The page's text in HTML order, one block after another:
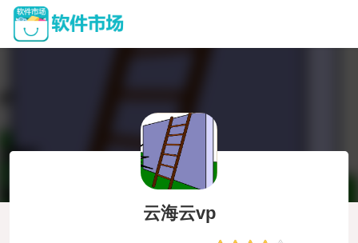
云海云vp